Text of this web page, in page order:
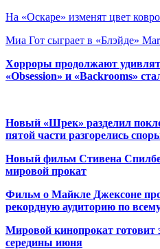
На «Оскаре» изменят цвет
Миа Гот сыграет в «Блэйде»
Хорроры продолжают
«Obsession» и «Backrooms»
Новый «Шрек» разделил
пятой части разгорелись
Новый фильм Стивена
мировой прокат
Фильм о Майкле Джексоне
рекордную аудиторию по
Мировой кинопрокат готовит
середины июня